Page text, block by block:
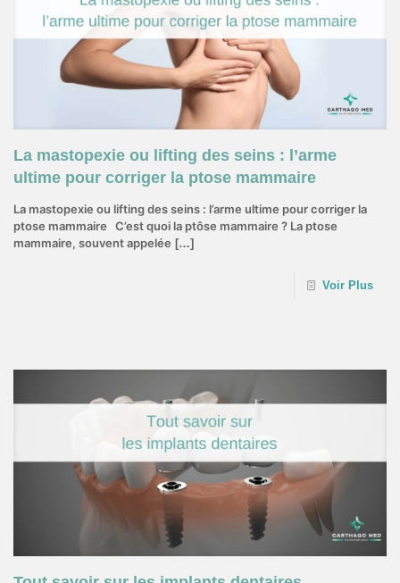
La mastopexie ou lifting des seins : l’arme
ultime pour corriger la ptose mammaire
La mastopexie ou lifting des seins : l’arme ultime pour corriger la
ptose mammaire C’est quoi la ptôse mammaire ? La ptose
mammaire, souvent appelée […]
Voir Plus